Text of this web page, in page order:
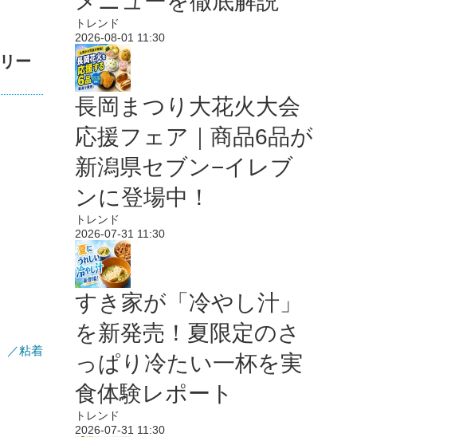
ー
／粘着
トレンド
2026-08-01 11:30
長岡まつり大花火大会
応援フェア｜商品6品が
新潟県セブン−イレブ
ンに登場中！
トレンド
2026-07-31 11:30
すき家が「冷やし汁」
を新発売！夏限定のさ
っぱり冷たい一杯を実
食体験レポート
トレンド
2026-07-31 11:30